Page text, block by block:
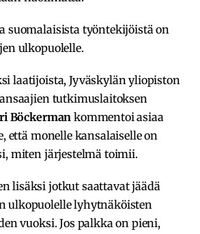
suomalaisista työntekijöistä on
ulkopuolelle.
laatijoista, Jyväskylän yliopiston
tutkimuslaitoksen
Böckerman kommentoi asiaa
että monelle kansalaiselle on
miten järjestelmä toimii.
lisäksi jotkut saattavat jäädä
ulkopuolelle lyhytnäköisten
vuoksi. Jos palkka on pieni,